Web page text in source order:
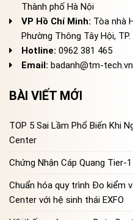
Thành phố Hà Nội
VP Hồ Chí Minh: Tòa nhà
Phường Thông Tây Hội, TP.
Hotline: 0962 381 465
Email: badanh@tm-tech.vn
BÀI VIẾT MỚI
TOP 5 Sai Lầm Phổ Biến Khi
Center
Chứng Nhận Cáp Quang Tier-
Chuẩn hóa quy trình Đo kiểm
Center với hệ sinh thái EXFO